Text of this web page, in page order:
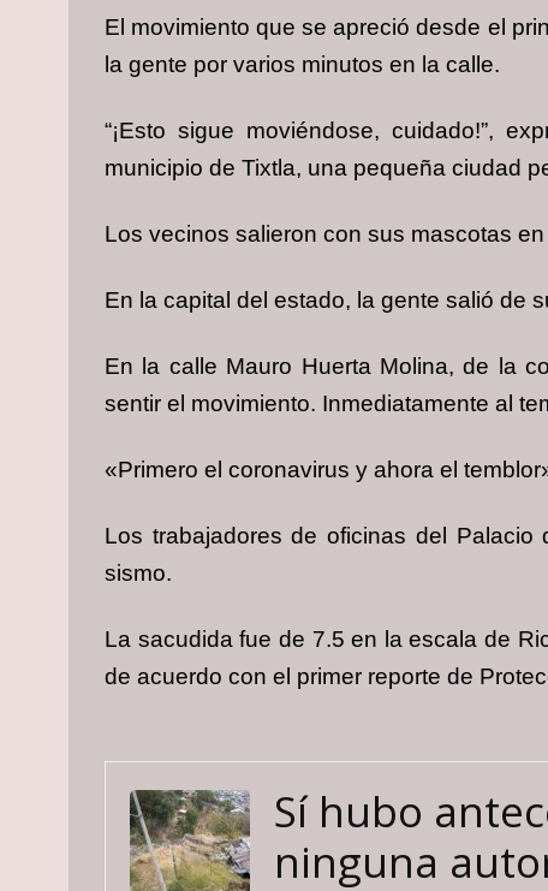
El movimiento que se apreció desde el
la gente por varios minutos en la calle.
“¡Esto sigue moviéndose, cuidado!”,
municipio de Tixtla, una pequeña ciudad
Los vecinos salieron con sus mascotas
En la capital del estado, la gente salió de
En la calle Mauro Huerta Molina, de la
sentir el movimiento. Inmediatamente al
«Primero el coronavirus y ahora el
Los trabajadores de oficinas del
sismo.
La sacudida fue de 7.5 en la escala de
de acuerdo con el primer reporte de
Sí hubo
ninguna